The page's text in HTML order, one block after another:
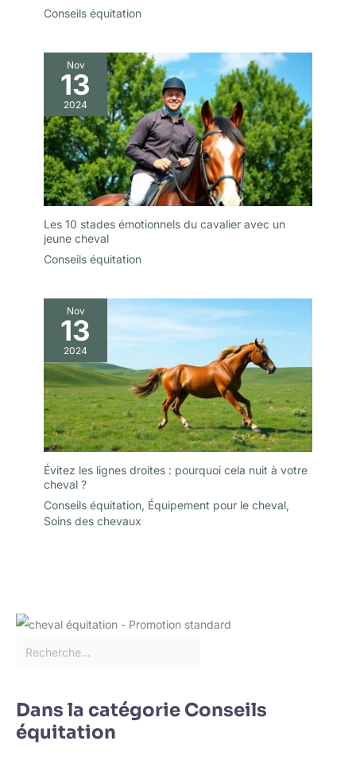
Conseils équitation
Nov
13
2024
Les 10 stades émotionnels du cavalier avec un
jeune cheval
Conseils équitation
Nov
13
2024
Évitez les lignes droites : pourquoi cela nuit à votre
cheval ?
Conseils équitation, Équipement pour le cheval,
Soins des chevaux
Dans la catégorie Conseils
équitation